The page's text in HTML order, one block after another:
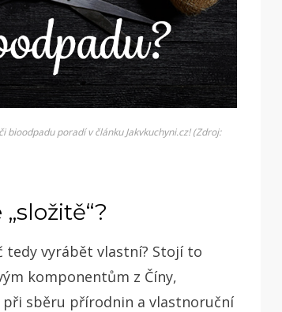
poradí v článku Jakvkuchyni.cz! (Zdroj:
tedy vyrábět vlastní? Stojí to
komponentům z Číny,
sběru přírodnin a vlastnoruční